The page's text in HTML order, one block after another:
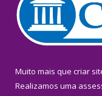
Muito mais que criar
Realizamos uma